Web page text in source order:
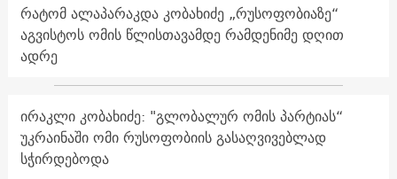
რატომ ალაპარაკდა კობახიძე „რუსოფობიაზე“
აგვისტოს ომის წლისთავამდე რამდენიმე დღით
ადრე
ირაკლი კობახიძე: "გლობალურ ომის პარტიას“
უკრაინაში ომი რუსოფობიის გასაღვივებლად
სჭირდებოდა